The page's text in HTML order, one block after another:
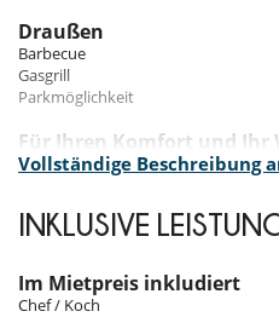
Draußen
Barbecue
Gasgrill
Parkmöglichkeit
Für Ihren Komfort und Ihr
Erste-Hilfe-Kasten
Haartrockner
Ventilator
Vollständige Beschreibung
INKLUSIVE
Im Mietpreis inkludiert
Chef / Koch